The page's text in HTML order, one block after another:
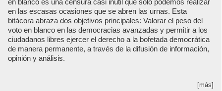
en blanco es una censura casi inútil que sólo podemos realizar
en las escasas ocasiones que se abren las urnas. Esta
bitácora abraza dos objetivos principales: Valorar el peso del
voto en blanco en las democracias avanzadas y permitir a los
ciudadanos libres ejercer el derecho a la bofetada democrática
de manera permanente, a través de la difusión de información,
opinión y análisis.
[más]